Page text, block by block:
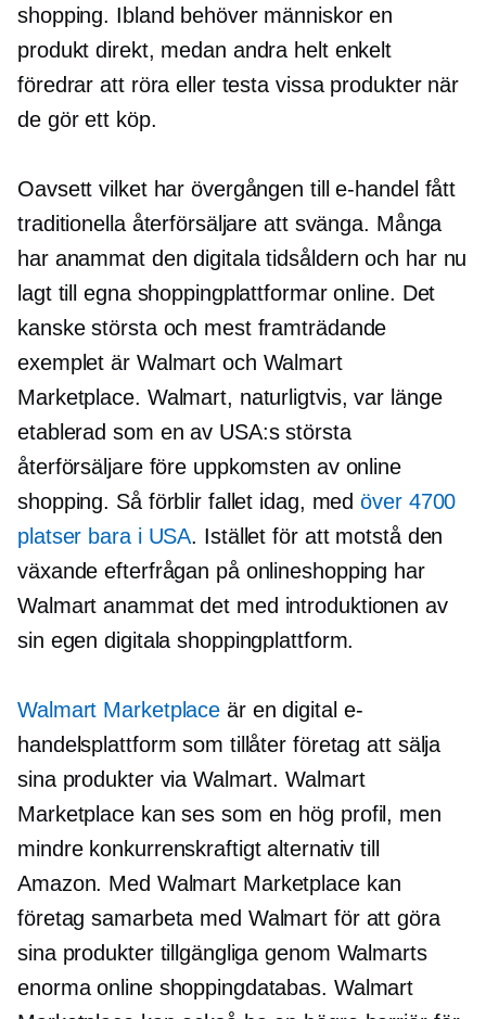
shopping. Ibland behöver människor en
produkt direkt, medan andra helt enkelt
föredrar att röra eller testa vissa produkter när
de gör ett köp.
Oavsett vilket har övergången till e-handel fått
traditionella återförsäljare att svänga. Många
har anammat den digitala tidsåldern och har nu
lagt till egna shoppingplattformar online. Det
kanske största och mest framträdande
exemplet är Walmart och Walmart
Marketplace. Walmart, naturligtvis, var länge
etablerad som en av USA:s största
återförsäljare före uppkomsten av online
shopping. Så förblir fallet idag, medöver 4700
platser bara i USA. Istället för att motstå den
växande efterfrågan på onlineshopping har
Walmart anammat det med introduktionen av
sin egen digitala shoppingplattform.
Walmart Marketplace är en digital e-
handelsplattform som tillåter företag att sälja
sina produkter via Walmart. Walmart
Marketplace kan ses som en hög profil, men
mindre konkurrenskraftigt alternativ till
Amazon. Med Walmart Marketplace kan
företag samarbeta med Walmart för att göra
sina produkter tillgängliga genom Walmarts
enorma online shoppingdatabas. Walmart